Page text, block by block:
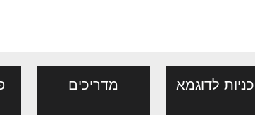
לדוגמא מדריכים